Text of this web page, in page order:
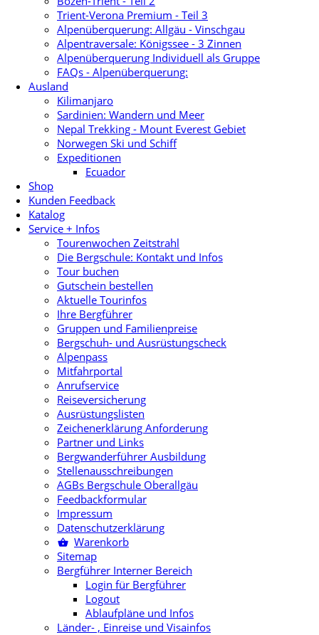
Trient-Verona Premium - Teil 3
Alpenüberquerung: Allgäu - Vinschgau
Alpentraversale: Königssee - 3 Zinnen
Alpenüberquerung Individuell als Gruppe
FAQs - Alpenüberquerung:
Ausland
Kilimanjaro
Sardinien: Wandern und Meer
Nepal Trekking - Mount Everest Gebiet
Norwegen Ski und Schiff
Expeditionen
Ecuador
Shop
Kunden Feedback
Katalog
Service + Infos
Tourenwochen Zeitstrahl
Die Bergschule: Kontakt und Infos
Tour buchen
Gutschein bestellen
Aktuelle Tourinfos
Ihre Bergführer
Gruppen und Familienpreise
Bergschuh- und Ausrüstungscheck
Alpenpass
Mitfahrportal
Anrufservice
Reiseversicherung
Ausrüstungslisten
Zeichenerklärung Anforderung
Partner und Links
Bergwanderführer Ausbildung
Stellenausschreibungen
AGBs Bergschule Oberallgäu
Feedbackformular
Impressum
Datenschutzerklärung
Warenkorb
Sitemap
Bergführer Interner Bereich
Login für Bergführer
Logout
Ablaufpläne und Infos
Länder- , Einreise und Visainfos